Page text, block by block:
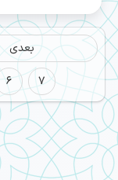
بعدی
6 7